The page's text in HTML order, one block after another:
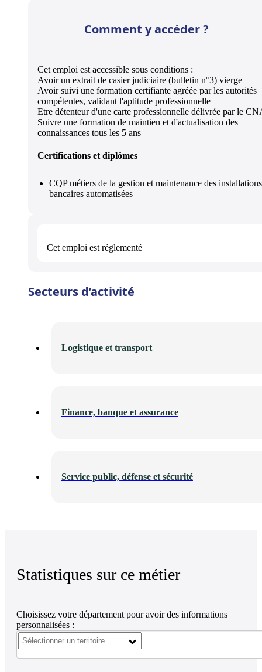
Comment y accéder ?
Cet emploi est accessible sous conditions :
Avoir un extrait de casier judiciaire (bulletin n°3) vierge
Avoir suivi une formation certifiante agréée par les autorités
compétentes, validant l'aptitude professionnelle
Etre détenteur d'une carte professionnelle délivrée par le
Suivre une formation de maintien et d'actualisation des
connaissances tous les 5 ans
Certifications et diplômes
CQP métiers de la gestion et maintenance des installations
bancaires automatisées
Cet emploi estréglementé
Secteurs d’activité
Logistique et transport
Finance, banque et assurance
Service public, défense et sécurité
Statistiques sur ce métier
Choisissez votre département pour avoir des informations
personnalisées :